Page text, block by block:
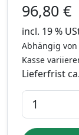
96,80 €
incl. 19 %
Abhängig
Kasse
Lieferfrist